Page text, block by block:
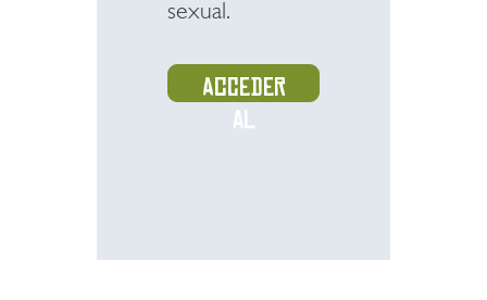
sexual.
Acceder
al